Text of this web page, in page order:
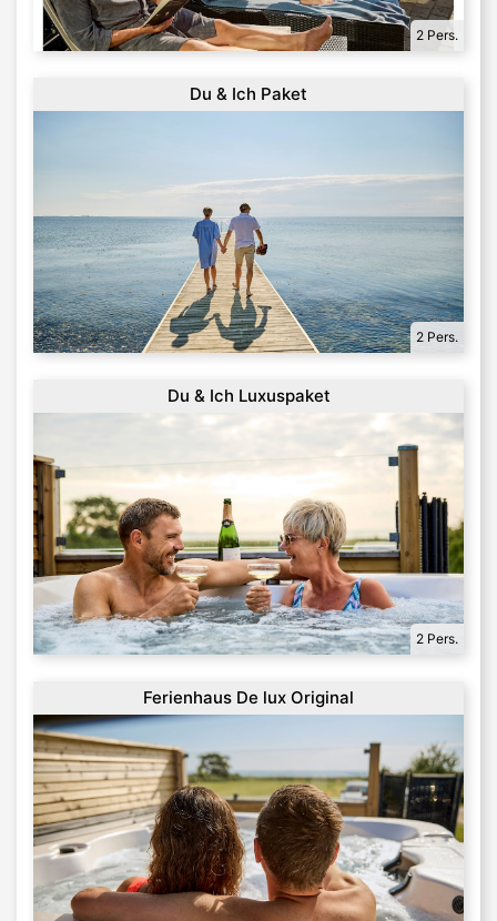
2 Pers.
Du & Ich Paket
2 Pers.
Du & Ich Luxuspaket
2 Pers.
Ferienhaus De lux Original